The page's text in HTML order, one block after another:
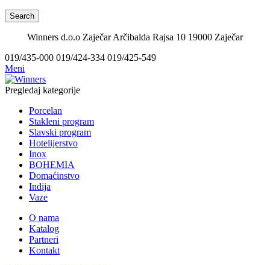
Search
Winners d.o.o Zaječar Arčibalda Rajsa 10 19000 Zaječar
019/435-000 019/424-334 019/425-549
Meni
Pregledaj kategorije
Porcelan
Stakleni program
Slavski program
Hotelijerstvo
Inox
BOHEMIA
Domaćinstvo
Indija
Vaze
O nama
Katalog
Partneri
Kontakt